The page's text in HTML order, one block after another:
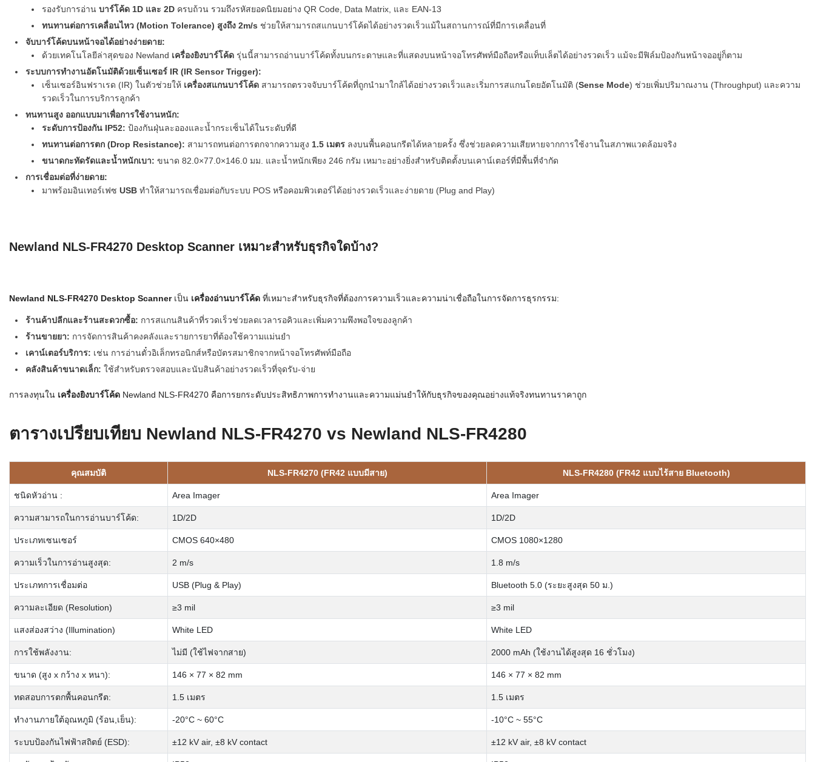
รองรับการอ่าน บาร์โค้ด 1D และ 2D ครบถ้วน รวมถึงรหัสยอดนิยมอย่าง QR Code, Data Matrix, และ EAN-13
ทนทานต่อการเคลื่อนไหว (Motion Tolerance) สูงถึง 2m/s ช่วยให้สามารถสแกนบาร์โค้ดได้อย่างรวดเร็วแม้ในสถานการณ์ที่มีการเคลื่อนที่
จับบาร์โค้ดบนหน้าจอได้อย่างง่ายดาย:
ด้วยเทคโนโลยีล่าสุดของ Newland เครื่องยิงบาร์โค้ด รุ่นนี้สามารถอ่านบาร์โค้ดทั้งบนกระดาษและที่แสดงบนหน้าจอโทรศัพท์มือถือหรือแท็บเล็ตได้อย่างรวดเร็ว แม้จะมีฟิล์มป้องกันหน้าจออยู่ก็ตาม
ระบบการทำงานอัตโนมัติด้วยเซ็นเซอร์ IR (IR Sensor Trigger):
เซ็นเซอร์อินฟราเรด (IR) ในตัวช่วยให้ เครื่องสแกนบาร์โค้ด สามารถตรวจจับบาร์โค้ดที่ถูกนำมาใกล้ได้อย่างรวดเร็วและเริ่มการสแกนโดยอัตโนมัติ (Sense Mode) ช่วยเพิ่มปริมาณงาน (Throughput) และความ
รวดเร็วในการบริการลูกค้า
ทนทานสูง ออกแบบมาเพื่อการใช้งานหนัก:
ระดับการป้องกัน IP52: ป้องกันฝุ่นละอองและน้ำกระเซ็นได้ในระดับที่ดี
ทนทานต่อการตก (Drop Resistance): สามารถทนต่อการตกจากความสูง 1.5 เมตร ลงบนพื้นคอนกรีตได้หลายครั้ง ซึ่งช่วยลดความเสียหายจากการใช้งานในสภาพแวดล้อมจริง
ขนาดกะทัดรัดและน้ำหนักเบา: ขนาด 82.0×77.0×146.0 มม. และน้ำหนักเพียง 246 กรัม เหมาะอย่างยิ่งสำหรับติดตั้งบนเคาน์เตอร์ที่มีพื้นที่จำกัด
การเชื่อมต่อที่ง่ายดาย:
มาพร้อมอินเทอร์เฟซ USB ทำให้สามารถเชื่อมต่อกับระบบ POS หรือคอมพิวเตอร์ได้อย่างรวดเร็วและง่ายดาย (Plug and Play)
Newland NLS-FR4270 Desktop Scanner เหมาะสำหรับธุรกิจใดบ้าง?
Newland NLS-FR4270 Desktop Scannerเป็น เครื่องอ่านบาร์โค้ด ที่เหมาะสำหรับธุรกิจที่ต้องการความเร็วและความน่าเชื่อถือในการจัดการธุรกรรม:
ร้านค้าปลีกและร้านสะดวกซื้อ: การสแกนสินค้าที่รวดเร็วช่วยลดเวลารอคิวและเพิ่มความพึงพอใจของลูกค้า
ร้านขายยา: การจัดการสินค้าคงคลังและรายการยาที่ต้องใช้ความแม่นยำ
เคาน์เตอร์บริการ: เช่น การอ่านตั๋วอิเล็กทรอนิกส์หรือบัตรสมาชิกจากหน้าจอโทรศัพท์มือถือ
คลังสินค้าขนาดเล็ก: ใช้สำหรับตรวจสอบและนับสินค้าอย่างรวดเร็วที่จุดรับ-จ่าย
การลงทุนใน เครื่องยิงบาร์โค้ด Newland NLS-FR4270 คือการยกระดับประสิทธิภาพการทำงานและความแม่นยำให้กับธุรกิจของคุณอย่างแท้จริงทนทานราคาถูก
ตารางเปรียบเทียบ Newland NLS-FR4270 vs Newland NLS-FR4280
คุณสมบัติ NLS-FR4270 (FR42 แบบมีสาย) NLS-FR4280 (FR42 แบบไร้สาย Bluetooth)
ชนิดหัวอ่าน : Area Imager Area Imager
ความสามารถในการอ่านบาร์โค้ด: 1D/2D 1D/2D
ประเภทเซนเซอร์ CMOS 640×480 CMOS 1080×1280
ความเร็วในการอ่านสูงสุด: 2 m/s 1.8 m/s
ประเภทการเชื่อมต่อ USB (Plug & Play) Bluetooth 5.0 (ระยะสูงสุด 50 ม.)
ความละเอียด (Resolution) ≥3 mil ≥3 mil
แสงส่องสว่าง (Illumination) White LED White LED
การใช้พลังงาน: ไม่มี (ใช้ไฟจากสาย) 2000 mAh (ใช้งานได้สูงสุด 16 ชั่วโมง)
ขนาด (สูง x กว้าง x หนา): 146 × 77 × 82 mm 146 × 77 × 82 mm
ทดสอบการตกพื้นคอนกรีต: 1.5 เมตร 1.5 เมตร
ทำงานภายใต้อุณหภูมิ (ร้อน,เย็น): -20°C ~ 60°C -10°C ~ 55°C
ระบบป้องกันไฟฟ้าสถิตย์ (ESD): ±12 kV air, ±8 kV contact ±12 kV air, ±8 kV contact